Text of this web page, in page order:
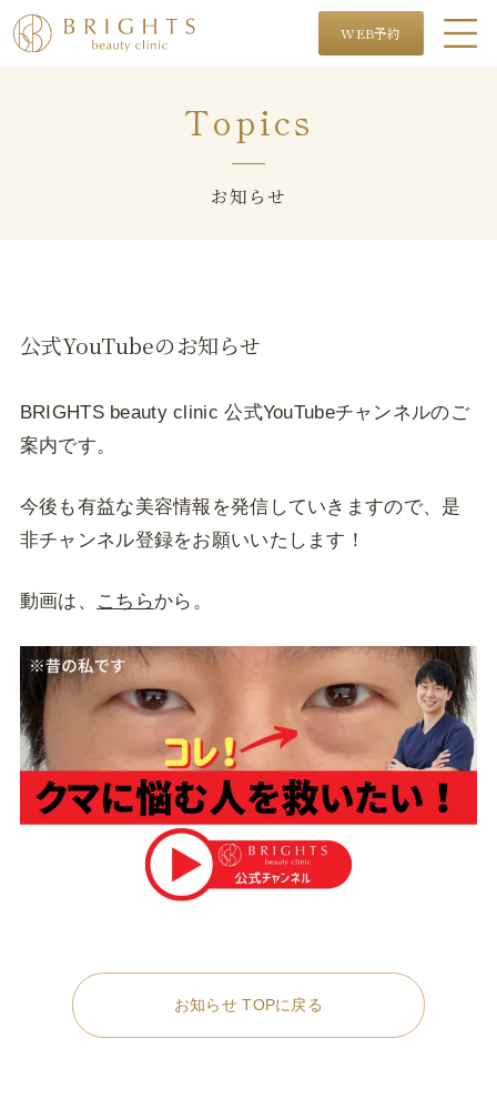
WEB予約
Topics
お知らせ
公式YouTubeのお知らせ
BRIGHTS beauty clinic 公式YouTubeチャンネルのご
案内です。
今後も有益な美容情報を発信していきますので、是
非チャンネル登録をお願いいたします！
動画は、 こちらから。
お知らせ TOPに戻る